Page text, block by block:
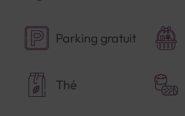
Parking gratuit
Thé